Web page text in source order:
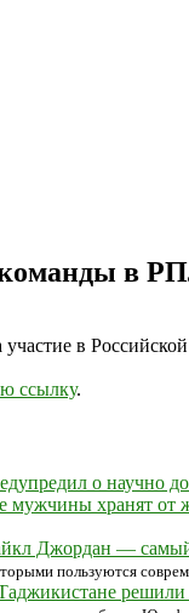
команды в
в
ссылку.
о научно
мужчины хранят от
Джордан —
пользуются
решили